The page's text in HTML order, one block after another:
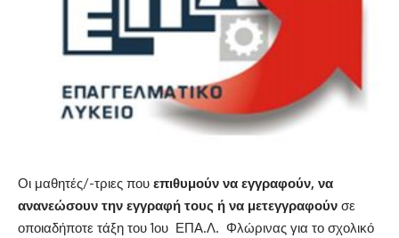
Οι μαθητές/-τριες που επιθυμούν να εγγραφούν, να
ανανεώσουν την εγγραφή τους ή να μετεγγραφούν σε
οποιαδήποτε τάξη του 1ου ΕΠΑ.Λ. Φλώρινας για το σχολικό